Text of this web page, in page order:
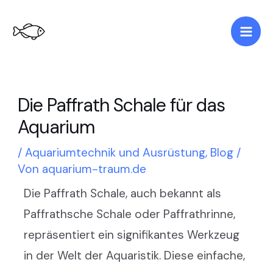
Inhalt
Die Paffrath Schale für das
Aquarium
/Aquariumtechnik und Ausrüstung, Blog /
Von aquarium-traum.de
Die Paffrath Schale, auch bekannt als
Paffrathsche Schale oder Paffrathrinne,
repräsentiert ein signifikantes Werkzeug
in der Welt der Aquaristik. Diese einfache,
navigation